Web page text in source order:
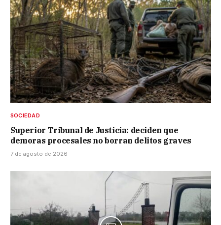
SOCIEDAD
Superior Tribunal de Justicia: deciden que
demoras procesales no borran delitos graves
7 de agosto de 2026